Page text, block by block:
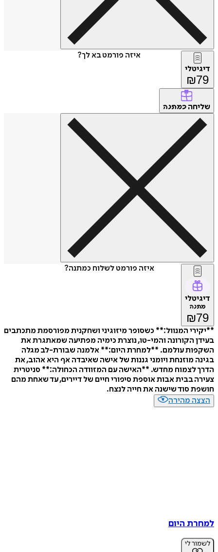
איזה פורמט בא לך?
דיגיטלי
₪79
שליחה כמתנה
איזה פורמט לשלוח כמתנה?
דיגיטלי
מתנה
₪79
**יקירי המנוול:** כשסופר מיזוגיני ושחקנית מפורסמת מתכתבים
בעידן הקורונה והמי-טו, נוצרת כימיה מפתיעה שמאתגרת את
השקפות עולמם. **למחרת היום:** אלמנה שבורת-לב מגלה
בגינה מוזנחת ויומני גננות של אישה שאיבדה אף היא אהוב, את
הדרך לצמוח מחדש. **האישה עם המזוודה הכחולה:** סניטרית
צעירה בבית אבות אוספת סיפורי חיים של דיירים, עד שאחת מהם
חושפת סוד שישנה את חייה לנצח.
הצצה מהירה
למחרת היום
לשמור לי